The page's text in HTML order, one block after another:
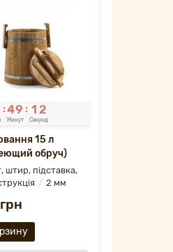
:49
Минут
: 1 0
Секунд
15 л
обруч)
штир, підставка,
2 мм